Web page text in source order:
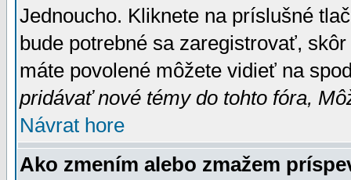
Jednoucho. Kliknete na príslušné
bude potrebné sa zaregistrovať,
máte povolené môžete vidieť na
pridávať nové témy do tohto fóra,
Návrat hore
Ako zmením alebo zmažem